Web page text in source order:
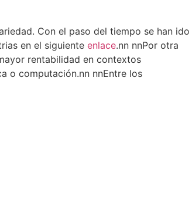
Con el paso del tiempo se han ido
en el siguiente enlace.nn nnPor otra
rentabilidad en contextos
o computación.nn nnEntre los